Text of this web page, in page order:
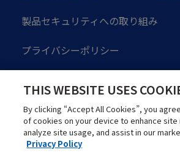
製品セキュリティへの取り組み
プライバシーポリシー
サイトのご利用にあたって
THIS WEBSITE USES
By clicking “Accept All Cookies”, you
of cookies on your device to enhance site
analyze site usage, and assist in our
Privacy Policy